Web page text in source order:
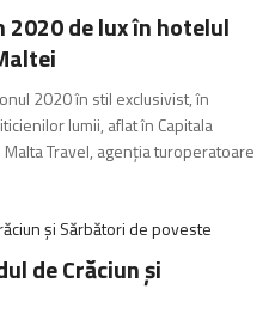
2020 de lux în hotelul
2020 în stil exclusivist, în
lumii, aflat în Capitala
Travel, agenția turoperatoare
de Crăciun și